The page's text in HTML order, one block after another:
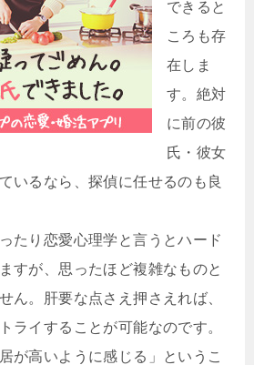
できると
ころも存
在しま
す。絶対
に前の彼
氏・彼女
いるなら、探偵に任せるのも良
たり恋愛心理学と言うとハード
すが、思ったほど複雑なものと
ん。肝要な点さえ押さえれば、
ライすることが可能なのです。
が高いように感じる」というこ